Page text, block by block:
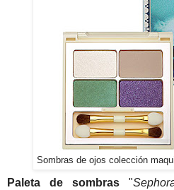
Sombras de ojos colección
Paleta de sombras"